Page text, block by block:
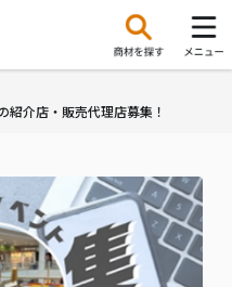
紹介店・販売代理店募集！